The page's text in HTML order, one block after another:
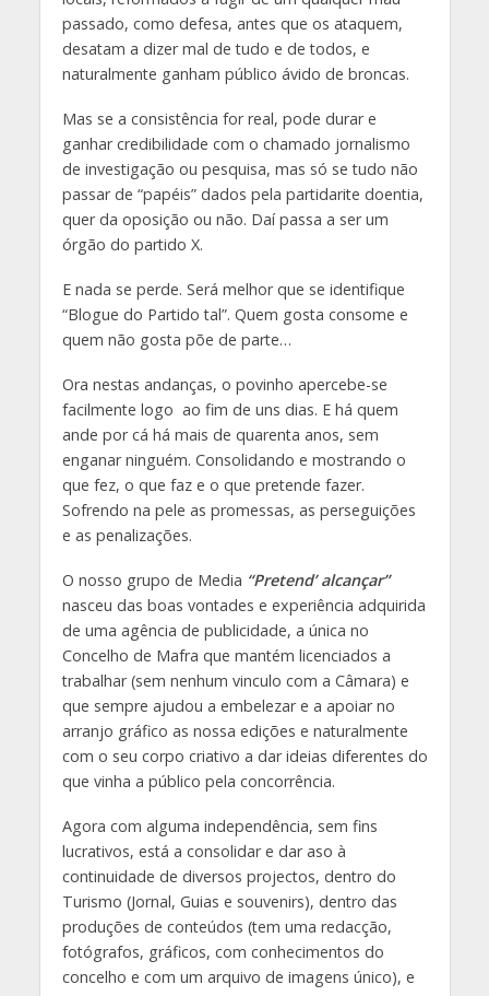
passado, como defesa, antes que os ataquem,
desatam a dizer mal de tudo e de todos, e
naturalmente ganham público ávido de broncas.
Mas se a consistência for real, pode durar e
ganhar credibilidade com o chamado jornalismo
de investigação ou pesquisa, mas só se tudo não
passar de “papéis” dados pela partidarite doentia,
quer da oposição ou não. Daí passa a ser um
órgão do partido X.
E nada se perde. Será melhor que se identifique
“Blogue do Partido tal”. Quem gosta consome e
quem não gosta põe de parte…
Ora nestas andanças, o povinho apercebe-se
facilmente logo ao fim de uns dias. E há quem
ande por cá há mais de quarenta anos, sem
enganar ninguém. Consolidando e mostrando o
que fez, o que faz e o que pretende fazer.
Sofrendo na pele as promessas, as perseguições
e as penalizações.
O nosso grupo de Media “Pretend’ alcançar”
nasceu das boas vontades e experiência adquirida
de uma agência de publicidade, a única no
Concelho de Mafra que mantém licenciados a
trabalhar (sem nenhum vinculo com a Câmara) e
que sempre ajudou a embelezar e a apoiar no
arranjo gráfico as nossa edições e naturalmente
com o seu corpo criativo a dar ideias diferentes do
que vinha a público pela concorrência.
Agora com alguma independência, sem fins
lucrativos, está a consolidar e dar aso à
continuidade de diversos projectos, dentro do
Turismo (Jornal, Guias e souvenirs), dentro das
produções de conteúdos (tem uma redacção,
fotógrafos, gráficos, com conhecimentos do
concelho e com um arquivo de imagens único), e